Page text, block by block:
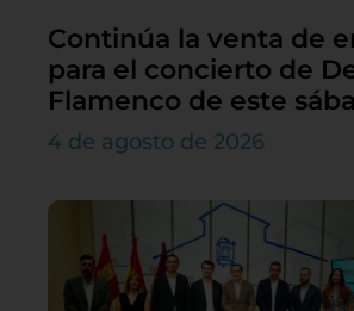
Continúa la venta de
para el concierto de
Flamenco de este
4 de agosto de 2026